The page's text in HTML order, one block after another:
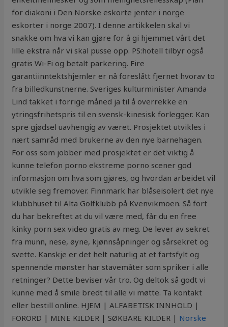
for diakoni i Den Norske eskorte jenter i norge
eskorter i norge 2007). I denne artikkelen skal vi
snakke om hva vi kan gjøre for å gi hjemmet vårt det
lille ekstra når vi skal pusse opp. PS:hotell tilbyr også
gratis Wi-Fi og betalt parkering. Fire
garantiinntektshjemler er nå foreslått fjernet hvorav to
fra billedkunstnerne. Sveriges kulturminister Amanda
Lind takket i forrige måned ja til å overrekke en
ytringsfrihetspris til en svensk-kinesisk forlegger. Kan
spre gjødsel uavhengig av været. Prosjektet utvikles i
nært samråd med brukerne av den nye barnehagen.
For oss som jobber med prosjektet er det viktig å
kunne telefon porno ekstreme porno scener god
informasjon om hva som gjøres, og hvordan arbeidet vil
utvikle seg fremover. Finnmark har blåseisolert det nye
klubbhuset til Alta Golfklubb på Kvenvikmoen. Så fort
du har bekreftet at du vil være med, får du en free
kinky porn sex video gratis av meg. De lever av sekret
fra munn, nese, øyne, kjønnsåpninger og sårsekret og
svette. Kanskje er det helt naturlig at et fartsfylt og
spennende mønster har stavemåter som spriker i alle
retninger? Dette beviser vår tro. Og deltok så godt vi
kunne med å smile bredt til alle vi møtte. Ta kontakt
eller bestill online. HJEM | ALFABETISK INNHOLD |
FORORD | MINE KILDER | SØKBARE KILDER | Norske